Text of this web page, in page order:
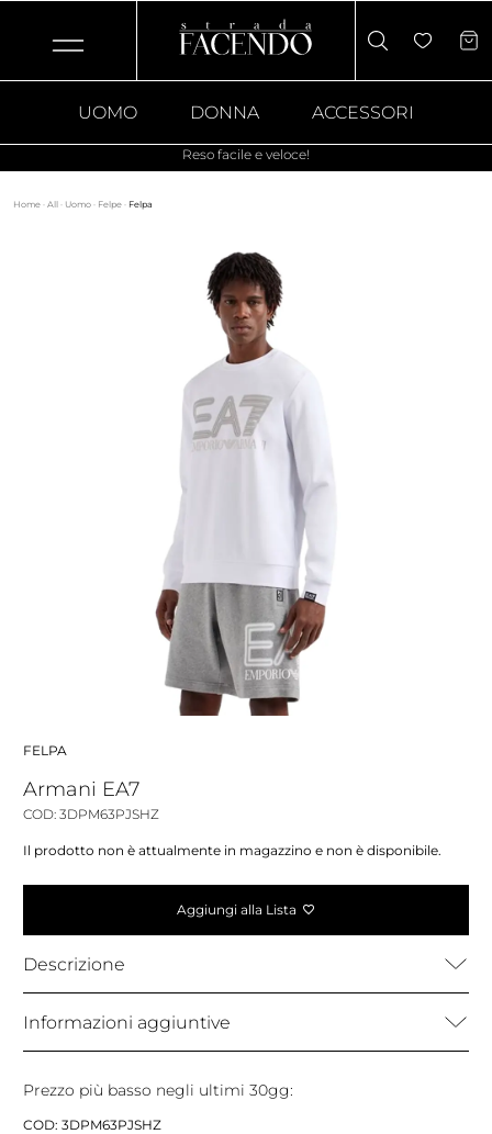
UOMO DONNA ACCESSORI
Reso facile e veloce!
Home · All · Uomo · Felpe · Felpa
FELPA
Armani EA7
COD: 3DPM63PJSHZ
Il prodotto non è attualmente in magazzino e non è disponibile.
Aggiungi alla Lista
Descrizione
Informazioni aggiuntive
Prezzo più basso negli ultimi 30gg:
COD: 3DPM63PJSHZ